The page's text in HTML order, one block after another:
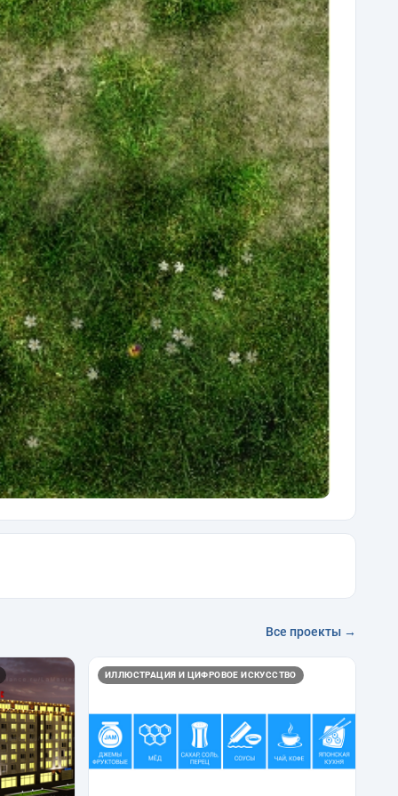
Все проекты →
ИЛЛЮСТРАЦИЯ И ЦИФРОВОЕ ИСКУССТВО